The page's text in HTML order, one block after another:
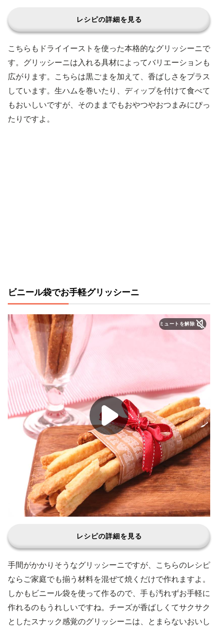
レシピの詳細を見る
こちらもドライイーストを使った本格的なグリッシーニで
す。グリッシーニは入れる具材によってバリエーションも
広がります。こちらは黒ごまを加えて、香ばしさをプラス
しています。生ハムを巻いたり、ディップを付けて食べて
もおいしいですが、そのままでもおやつやおつまみにぴっ
たりですよ。
ビニール袋でお手軽グリッシーニ
ミュートを解除
レシピの詳細を見る
手間がかかりそうなグリッシーニですが、こちらのレシピ
ならご家庭でも揃う材料を混ぜて焼くだけで作れますよ。
しかもビニール袋を使って作るので、手も汚れずお手軽に
作れるのもうれしいですね。チーズが香ばしくてサクサク
としたスナック感覚のグリッシーニは、とまらないおいし